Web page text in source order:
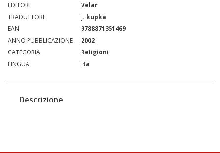
EDITORE
Velar
TRADUTTORI
j. kupka
EAN
9788871351469
ANNO PUBBLICAZIONE
2002
CATEGORIA
Religioni
LINGUA
ita
Descrizione